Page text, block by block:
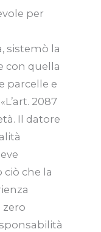
per
sistemò la
con quella
parcelle e
2087
Il datore
che la
zero